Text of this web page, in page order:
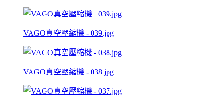
VAGO真空壓縮機 - 039.jpg
VAGO真空壓縮機 - 038.jpg